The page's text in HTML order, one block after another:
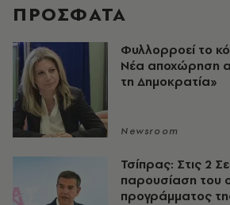
ΠΡΟΣΦΑΤΑ
Φυλλορροεί το
Νέα αποχώρηση
τη Δημοκρατία»
Newsroom
Τσίπρας: Στις 2
παρουσίαση του
προγράμματος